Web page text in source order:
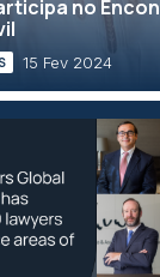
no
15 Fev 2024